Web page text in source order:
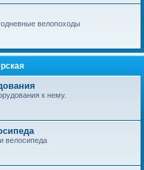
велопоходы
к нему.
велосипеда